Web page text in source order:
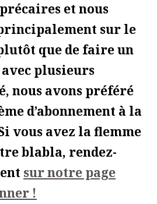
et nous
sur le
que de faire un
plusieurs
nous avons préféré
d’abonnement à la
vous avez la flemme
blabla, rendez-
sur notre page
!